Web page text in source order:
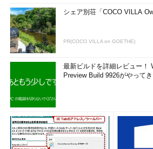
シェア別荘「COCO VILLA
PR(COCO VILLA on GOETHE)
最新ビルドを詳細レビュー！
Preview Build 9926がやって